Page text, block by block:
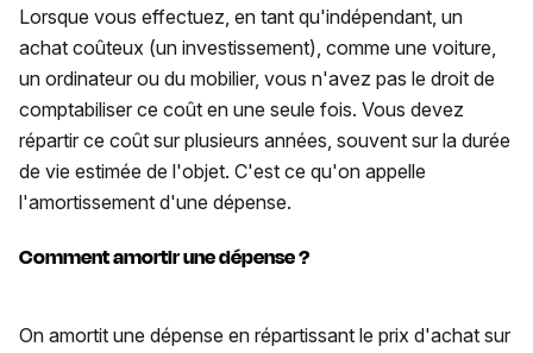
Lorsque vous effectuez, en tant qu'indépendant, un
achat coûteux (un investissement), comme une voiture,
un ordinateur ou du mobilier, vous n'avez pas le droit de
comptabiliser ce coût en une seule fois. Vous devez
répartir ce coût sur plusieurs années, souvent sur la durée
de vie estimée de l'objet. C'est ce qu'on appelle
l'amortissement d'une dépense.
Comment amortir une dépense ?
On amortit une dépense en répartissant le prix d'achat sur